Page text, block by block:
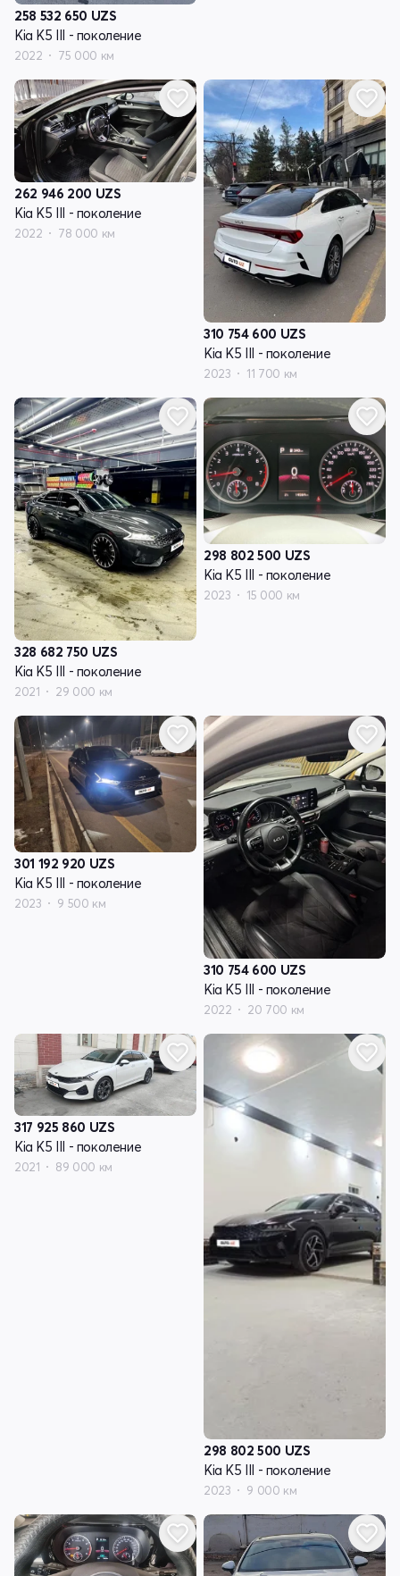
258 532 650 UZS
Kia K5 III - поколение
2022 75 000 км
262 946 200 UZS
Kia K5 III - поколение
2022 78 000 км
310 754 600 UZS
Kia K5 III - поколение
2023 11 700 км
328 682 750 UZS
Kia K5 III - поколение
2021 29 000 км
298 802 500 UZS
Kia K5 III - поколение
2023 15 000 км
301 192 920 UZS
Kia K5 III - поколение
2023 9 500 км
310 754 600 UZS
Kia K5 III - поколение
2022 20 700 км
317 925 860 UZS
Kia K5 III - поколение
2021 89 000 км
298 802 500 UZS
Kia K5 III - поколение
2023 9 000 км